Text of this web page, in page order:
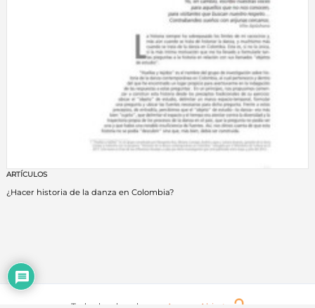
ARTÍCULOS
¿Hacer historia de la danza en Colombia?